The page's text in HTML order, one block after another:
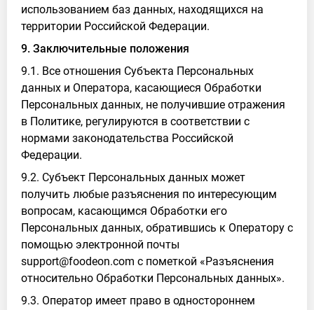
использованием баз данных, находящихся на
территории Российской Федерации.
9. Заключительные положения
9.1. Все отношения Субъекта Персональных
данных и Оператора, касающиеся Обработки
Персональных данных, не получившие отражения
в Политике, регулируются в соответствии с
нормами законодательства Российской
Федерации.
9.2. Субъект Персональных данных может
получить любые разъяснения по интересующим
вопросам, касающимся Обработки его
Персональных данных, обратившись к Оператору с
помощью электронной почты
support@foodeon.com с пометкой «Разъяснения
относительно Обработки Персональных данных».
9.3. Оператор имеет право в одностороннем